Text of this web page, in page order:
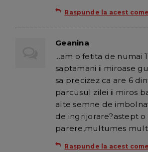
Raspunde la acest
Geanina
...am o fetita de numai
saptamani ii miroase
sa precizez ca are 6
parcusul zilei ii miros
alte semne de
de ingrijorare?astept o
parere,multumes mult
Raspunde la acest